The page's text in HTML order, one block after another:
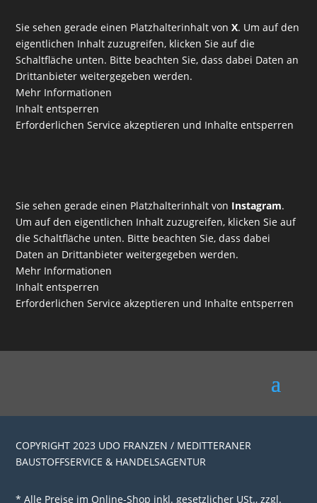
Sie sehen gerade einen Platzhalterinhalt vonX. Um auf den
eigentlichen Inhalt zuzugreifen, klicken Sie auf die
Schaltfläche unten. Bitte beachten Sie, dass dabei Daten an
Drittanbieter weitergegeben werden.
Mehr Informationen
Inhalt entsperren
Erforderlichen Service akzeptieren und Inhalte entsperren
Sie sehen gerade einen Platzhalterinhalt von Instagram.
Um auf den eigentlichen Inhalt zuzugreifen, klicken Sie auf
die Schaltfläche unten. Bitte beachten Sie, dass dabei
Daten an Drittanbieter weitergegeben werden.
Mehr Informationen
Inhalt entsperren
Erforderlichen Service akzeptieren und Inhalte entsperren
COPYRIGHT 2023 UDO FRANZEN / MEDITTERANER
BAUSTOFFSERVICE & HANDELSAGENTUR
* Alle Preise im Online-Shop inkl. gesetzlicher USt., zzgl.